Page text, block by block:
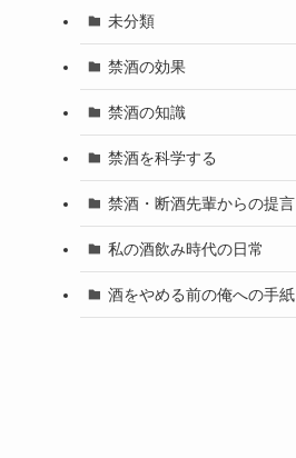
未分類
禁酒の効果
禁酒の知識
禁酒を科学する
禁酒・断酒先輩からの提言
私の酒飲み時代の日常
酒をやめる前の俺への手紙